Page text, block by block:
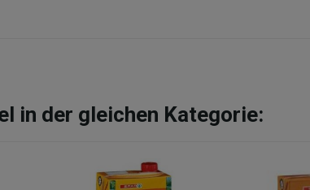
in der gleichen Kategorie: